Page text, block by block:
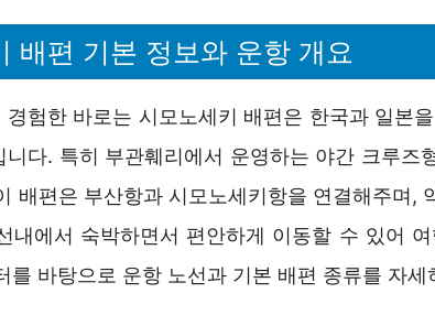
배편 기본 정보와 운항 개요
험한 바로는 시모노세키 배편은 한국과 일본
다. 특히 부관훼리에서 운영하는 야간 크루즈
배편은 부산항과 시모노세키항을 연결해주며,
내에서 숙박하면서 편안하게 이동할 수 있어
를 바탕으로 운항 노선과 기본 배편 종류를 자세